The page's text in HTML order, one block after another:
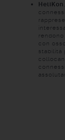
HeliKon
con
stabilità